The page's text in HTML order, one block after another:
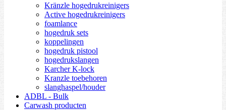
Kränzle hogedrukreinigers
Active hogedrukreinigers
foamlance
hogedruk sets
koppelingen
hogedruk pistool
hogedrukslangen
Karcher K-lock
Kranzle toebehoren
slanghaspel/houder
ADBL - Bulk
Carwash producten